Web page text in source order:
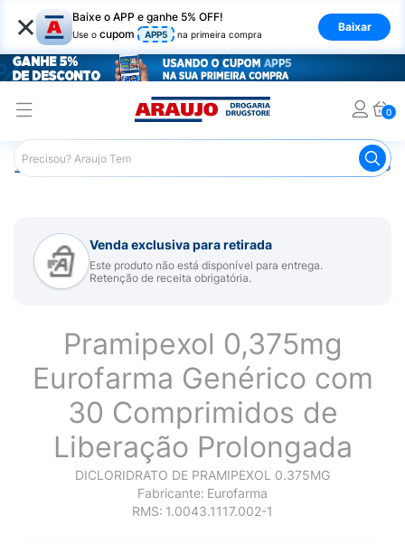
× Baixe o APP e ganhe 5% OFF!
Use o cupom APP5 na primeira compra
Baixar
0
Araujo Medicamentos Remédio para Sistema Nervoso
Venda exclusiva para retirada
Este produto não está disponível para entrega.
Retenção de receita obrigatória.
Pramipexol 0,375mg
Eurofarma Genérico com
30 Comprimidos de
Liberação Prolongada
DICLORIDRATO DE PRAMIPEXOL 0.375MG
Fabricante: Eurofarma
RMS: 1.0043.1117.002-1